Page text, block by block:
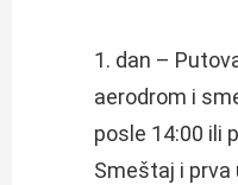
1. dan –
aerodrom i
posle 14:00 ili
Smeštaj i prva